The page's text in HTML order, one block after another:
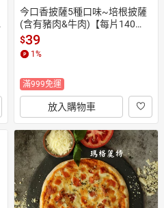
今口香披薩5種口味~培根披薩
(含有豬肉&牛肉)【每片140
克】 《大欣亨》B222008
$39
1 %
滿999免運
放入購物車